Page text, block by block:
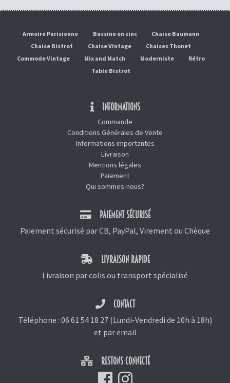
Armoire Parisienne Bassine en zinc
Chaise Baumann
Chaise Bistrot
Chaise Vintage
Chaises Thonet
Commode Vintage
Mix and Match Moderniste
Rétro
Table Bistrot
INFORMATIONS
Commande
Conditions Générales de Vente
Informations importantes
Livraison
Mentions légales
Paiement
Qui sommes-nous?
PAIEMENT SÉCURISÉ
Paiement sécurisé par CB, PayPal, Virement ou Chèque
LIVRAISON RAPIDE
Livraison par colis ou transport spécialisé
CONTACT
Téléphone : 06 61 54 18 27(Lundi-Vendredi de 10h à 18h)
et par email
RESTONS CONNECTÉ